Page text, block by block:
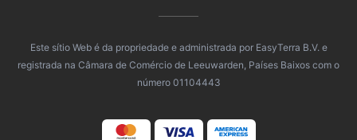
Este sítio Web é da propriedade e administrada por EasyTerra B.V. e
registrada na Câmara de Comércio de Leeuwarden, Países Baixos com o
número 01104443